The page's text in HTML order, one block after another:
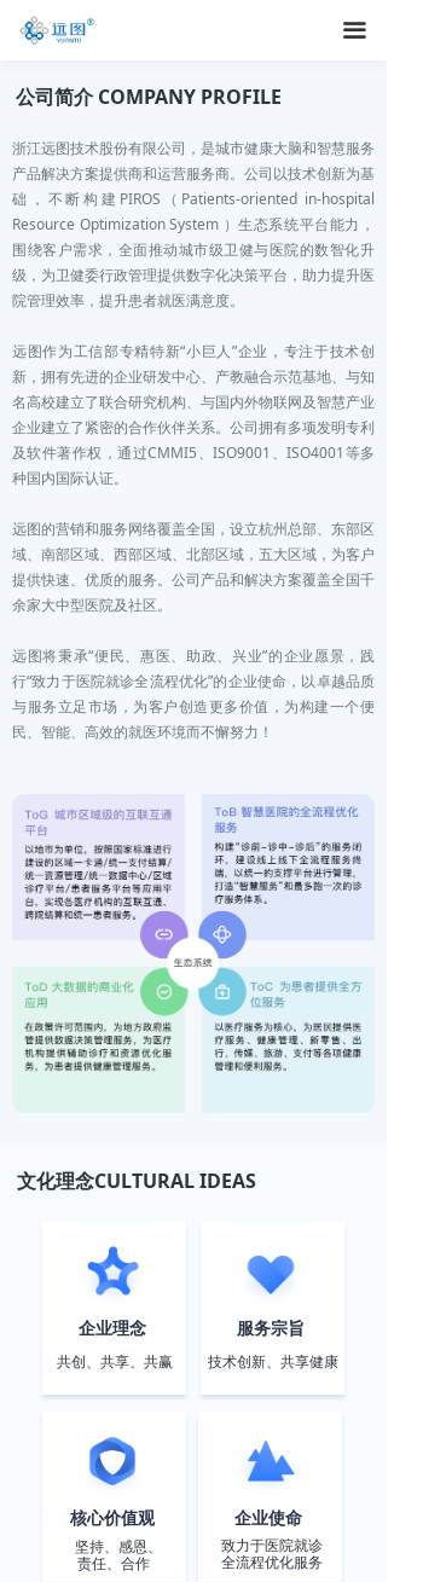
끀
公司简介 COMPANY PROFILE
浙江远图技术股份有限公司，是城市健康大脑和智慧服务
产品解决方案提供商和运营服务商。公司以技术创新为基
础，不断构建PIROS（Patients-oriented in-hospital
Resource Optimization System ）生态系统平台能力，
围绕客户需求，全面推动城市级卫健与医院的数智化升
级，为卫健委行政管理提供数字化决策平台，助力提升医
院管理效率，提升患者就医满意度。
远图作为工信部专精特新“小巨人”企业，专注于技术创
新，拥有先进的企业研发中心、产教融合示范基地、与知
名高校建立了联合研究机构、与国内外物联网及智慧产业
企业建立了紧密的合作伙伴关系。公司拥有多项发明专利
及软件著作权，通过CMMI5、ISO9001、ISO4001等多
种国内国际认证。
远图的营销和服务网络覆盖全国，设立杭州总部、东部区
域、南部区域、西部区域、北部区域，五大区域，为客户
提供快速、优质的服务。公司产品和解决方案覆盖全国千
余家大中型医院及社区。
远图将秉承“便民、惠医、助政、兴业”的企业愿景，践
行“致力于医院就诊全流程优化”的企业使命，以卓越品质
与服务立足市场，为客户创造更多价值，为构建一个便
民、智能、高效的就医环境而不懈努力！
文化理念CULTURAL IDEAS
核心价值观
坚持、感恩、
责任、合作
技术创新、共享健康
服务宗旨
共创、共享、共赢
企业理念
致力于医院就诊
全流程优化服务
企业使命